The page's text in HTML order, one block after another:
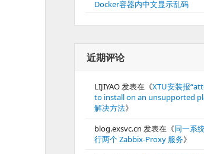
Docker容器内中文显示乱码
近期评论
LIJIYAO发表在《XTU安装报
to install on an unsupported
解决方法》
blog.exsvc.cn 发表在《同一系
行两个 Zabbix-Proxy 服务》